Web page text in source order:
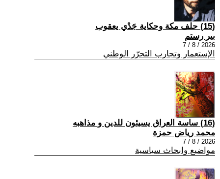
(15) حلف مكة وحكاية جَدْي يعقوب
بير رستم
2026 / 8 / 7
الإستعمار وتجارب التحرّر الوطني
(16) ساسة العراق يسيئون للدين و مذاهبه
محمد رياض حمزة
2026 / 8 / 7
مواضيع وابحاث سياسية